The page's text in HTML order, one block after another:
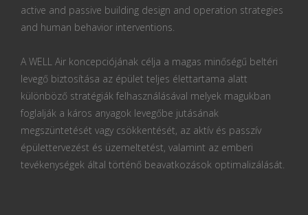
active and passive building design and operation strategies
and human behavior interventions.
A WELL Air koncepciójának célja a magas minőségű beltéri
levegő biztosítása az épület teljes élettartama alatt
különböző stratégiák felhasználásával melyek magukban
foglalják a káros anyagok levegőbe jutásának
megszüntetését vagy csökkentését, az aktív és passzív
épülettervezést és üzemeltetést, valamint az emberi
tevékenységek által történő beavatkozások optimalizálását.